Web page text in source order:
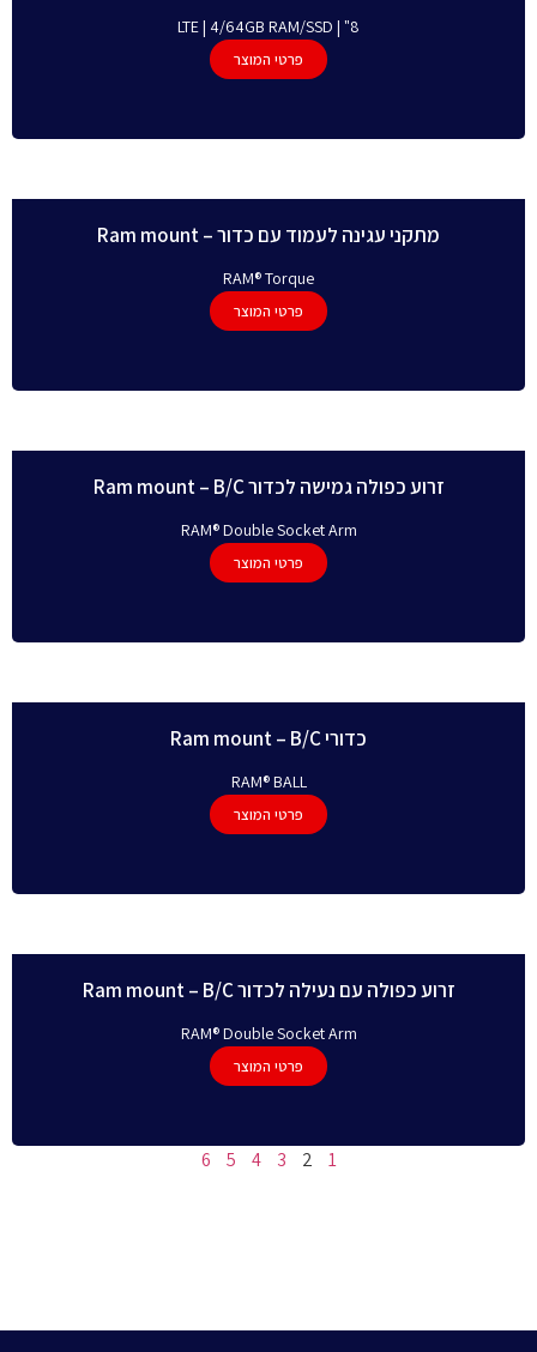
8" | LTE | 4/64GB RAM/SSD
פרטי המוצר
מתקני עגינה לעמוד עם כדור – Ram mount
RAM® Torque
פרטי המוצר
זרוע כפולה גמישה לכדור Ram mount – B/C
RAM® Double Socket Arm
פרטי המוצר
כדורי Ram mount – B/C
RAM® BALL
פרטי המוצר
זרוע כפולה עם נעילה לכדור Ram mount – B/C
RAM® Double Socket Arm
פרטי המוצר
1
2
3
4
5
6